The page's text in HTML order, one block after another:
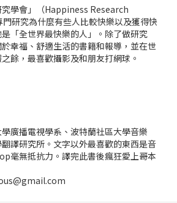
學會」（Happiness Research
研究為什麼有些人比較快樂以及獲得快
「全世界最快樂的人」。除了做研究
幸福、舒適生活的書籍和報導，並在世
餘，最喜歡攝影及和朋友打網球。
廣播電視學系、波特蘭社區大學音樂
譯研究所。文字以外最喜歡的東西是音
毫無抵抗力。譯完此書後瘋狂愛上哥本